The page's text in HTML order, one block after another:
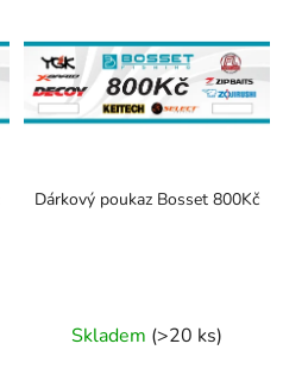
Dárkový poukaz Bosset 800Kč
Skladem (>20 ks)